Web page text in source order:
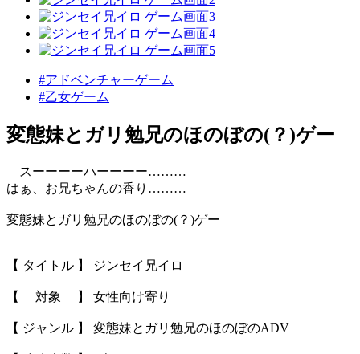
#アドベンチャーゲーム
#乙女ゲーム
変態妹とガリ勉兄のほのぼの(？)ゲー
スーーーーハーーーー………
はぁ、お兄ちゃんの香り………
変態妹とガリ勉兄のほのぼの(？)ゲー
【 タイトル 】 ジンセイ兄イロ
【 対象 】 女性向け寄り
【 ジャンル 】 変態妹とガリ勉兄のほのぼのADV